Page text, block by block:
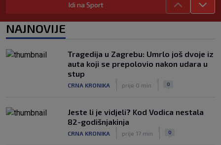
VIDEO / Modrić se vratio na teren!
Pogledajte ovacije publike i hrvatske
Tinejdžer iz Zimbabvea srušio bivšeg
trenera Hajduka, utakmica kasnila zbog
prometnog kaosa
|
Idi na Sport
NAJNOVIJE
Tragedija u Zagrebu: Umrlo još dvoje iz
auta koji se prepolovio nakon udara u
stup
CRNA KRONIKA prije 0 min 0
Jeste li je vidjeli? Kod Vodica nestala
82-godišnjakinja
CRNA KRONIKA prije 17 min 0